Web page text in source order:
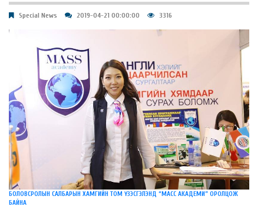
Special News 2019-04-21 00:00:00 3316
БОЛОВСРОЛЫН САЛБАРЫН ХАМГИЙН ТОМ ҮЗЭСГЭЛЭНД “МАСС АКАДЕМИ” ОРОЛЦОЖ
БАЙНА